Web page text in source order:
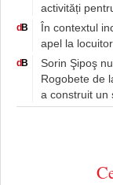
activități
d B
În contextul
apel la
d B
Sorin Şipoş
Rogobete de
a construit un